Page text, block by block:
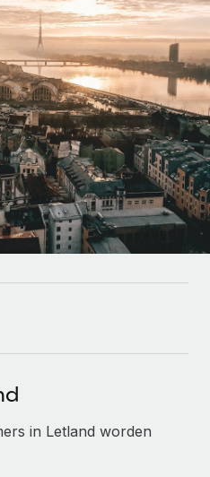
en beheren
uitbesteden
integreren
functies voor je team
juridische experts
solutions voor groeiende
solutions op maat
zzp'ers
betaalsnelheden voor
in Letland worden